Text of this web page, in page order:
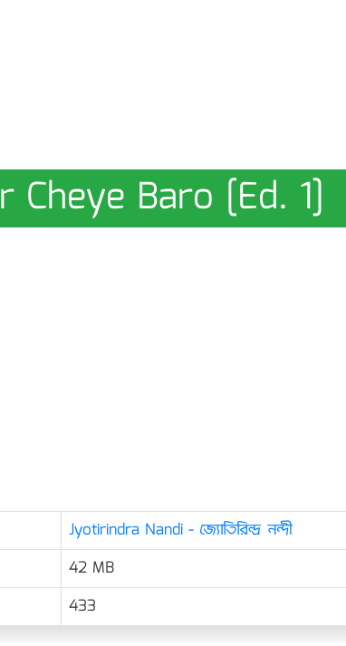
Cheye Baro [Ed. 1]
Jyotirindra Nandi - জ্যোতিরিন্দ্র নন্দী
42 MB
433